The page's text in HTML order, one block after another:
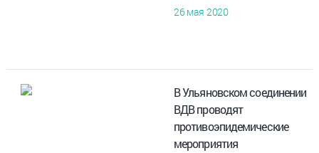
26 мая 2020
В Ульяновском соединении
ВДВ проводят
противоэпидемические
мероприятия